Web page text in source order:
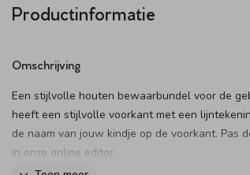
Productinformatie
Omschrijving
Een stijlvolle houten bewaarbundel voor de
heeft een stijlvolle voorkant met een
de naam van jouw kindje op de voorkant. Pas
in onze online editor.
Dit product maakt onderdeel uit van